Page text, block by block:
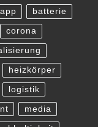
app batterie
corona
heizkörper
logistik
media